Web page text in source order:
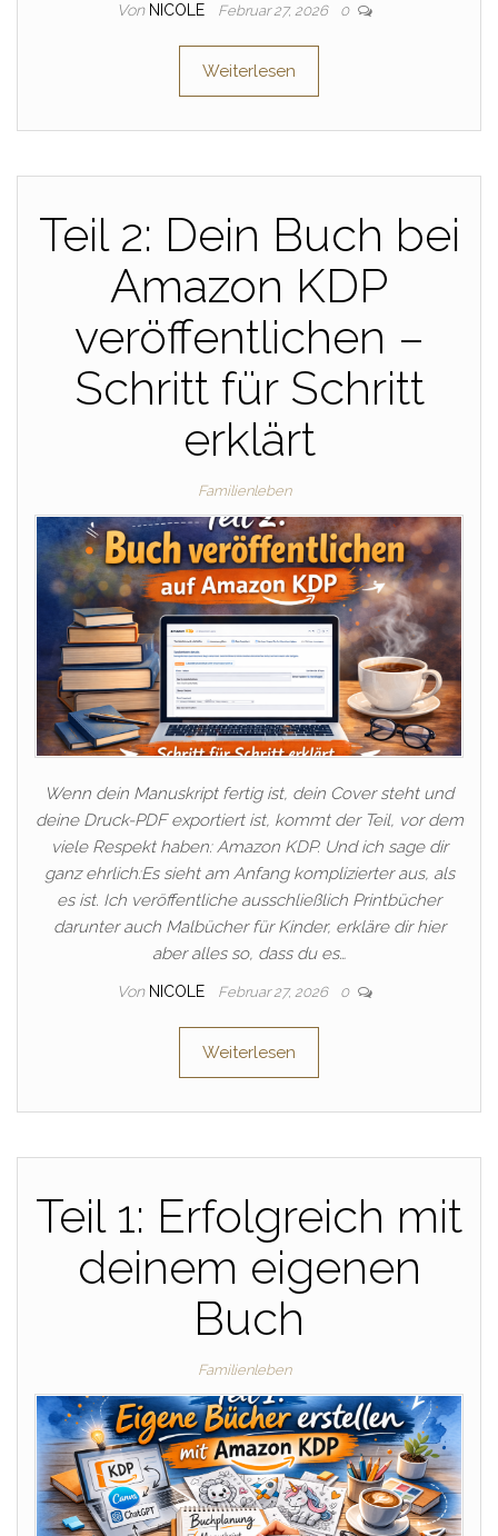
Von NICOLE Februar 27, 2026 0
Weiterlesen
Teil 2: Dein Buch bei
Amazon KDP
veröffentlichen –
Schritt für Schritt
erklärt
Familienleben
Wenn dein Manuskript fertig ist, dein Cover steht und
deine Druck-PDF exportiert ist, kommt der Teil, vor dem
viele Respekt haben: Amazon KDP. Und ich sage dir
ganz ehrlich:Es sieht am Anfang komplizierter aus, als
es ist. Ich veröffentliche ausschließlich Printbücher
darunter auch Malbücher für Kinder, erkläre dir hier
aber alles so, dass du es…
Von NICOLE Februar 27, 2026 0
Weiterlesen
Teil 1: Erfolgreich mit
deinem eigenen
Buch
Familienleben